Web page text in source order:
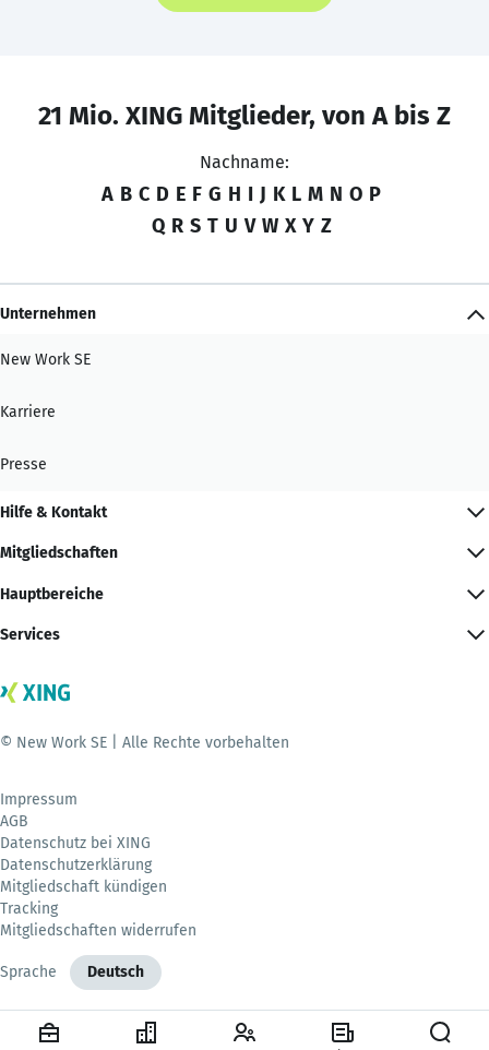
21 Mio. XING Mitglieder, von A bis Z
Nachname:
A B C D E F G H I J K L M N O P
Q R S T U V W X Y Z
Unternehmen
New Work SE
Karriere
Presse
Hilfe & Kontakt
Mitgliedschaften
Hauptbereiche
Services
© New Work SE | Alle Rechte vorbehalten
Impressum
AGB
Datenschutz bei XING
Datenschutzerklärung
Mitgliedschaft kündigen
Tracking
Mitgliedschaften widerrufen
Sprache Deutsch